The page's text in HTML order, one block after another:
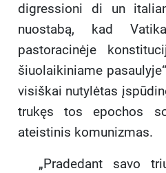
digressioni di un
nuostabą, kad
pastoracinėje
šiuolaikiniame
visiškai nutylėtas
trukęs tos epochos
ateistinis komunizmas.
„Pradedant savo